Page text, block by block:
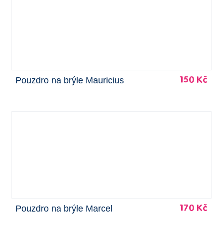
Pouzdro na brýle Mauricius 150 Kč
Pouzdro na brýle Marcel 170 Kč